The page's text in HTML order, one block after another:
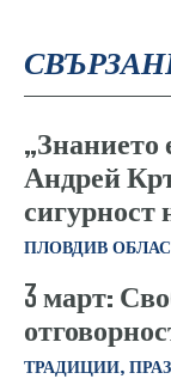
„Знанието
Андрей
сигурност
ПЛОВДИВ
3 март:
ТРАДИЦИИ,